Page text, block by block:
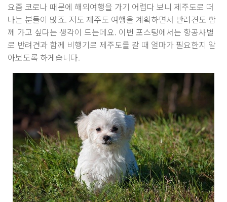
요즘 코로나 때문에 해외여행을 가기 어렵다 보니 제주도로 떠
나는 분들이 많죠. 저도 제주도 여행을 계획하면서 반려견도 함
께 가고 싶다는 생각이 드는데요. 이번 포스팅에서는 항공사별
로 반려견과 함께 비행기로 제주도를 갈 때 얼마가 필요한지 알
아보도록 하게습니다.